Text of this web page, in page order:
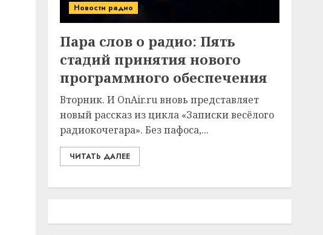
Новости радио
Пара слов о радио: Пять
стадий принятия нового
программного обеспечения
Вторник. И OnAir.ru вновь представляет
новый рассказ из цикла «Записки весёлого
радиокочегара». Без пафоса,...
ЧИТАТЬ ДАЛЕЕ